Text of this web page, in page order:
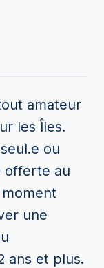
amateur
les Îles.
ou
offerte au
une
ans et plus.